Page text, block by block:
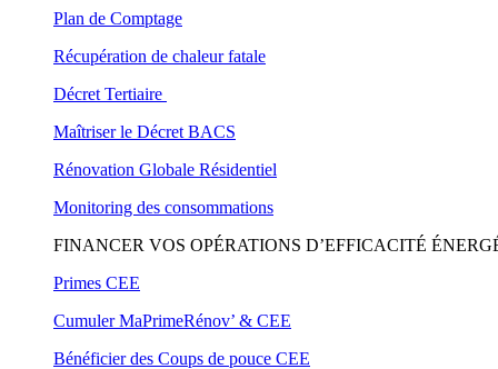
Plan de Comptage
Récupération de chaleur fatale
Décret Tertiaire
Maîtriser le Décret BACS
Rénovation Globale Résidentiel
Monitoring des consommations
FINANCER VOS OPÉRATIONS D’EFFICACITÉ
Primes CEE
Cumuler MaPrimeRénov’ & CEE
Bénéficier des Coups de pouce CEE